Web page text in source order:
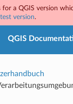
a QGIS version
version.
QGIS